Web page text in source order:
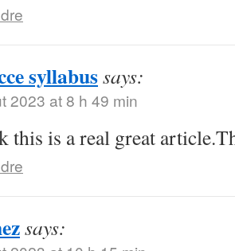
syllabussays:
2023 at 8 h 49 min
this is a real great
says: